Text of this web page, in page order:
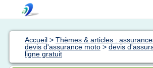
Accueil > Thèmes & articles :
devis d'assurance moto > devis
ligne gratuit